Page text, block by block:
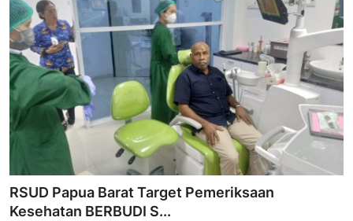
RSUD Papua Barat Target Pemeriksaan
Kesehatan BERBUDI S...